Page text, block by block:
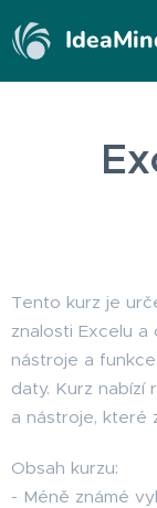
Tento kurz je
znalosti Excelu
nástroje a
daty. Kurz nabízí
a nástroje, které
Obsah kurzu:
- Méně známé